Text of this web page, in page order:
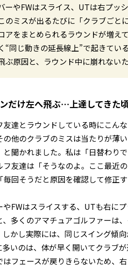
ーやFWはスライス、UTは右プッ
のミスが出るたびに「クラブごと
アをまとめられるラウンドが増え
“同じ動きの延長線上”で起きてい
ぶ原因と、ラウンド中に崩れない
だけ左へ飛ぶ…上達してきた
友達とラウンドしている時にこん
の他のクラブのミスは当たりが薄
と聞かれました。私は「日替わり
フ友達は「そうなのよ。ここ最近
毎回そうだと原因を確認して修正
やFWはスライスする、UTも右に
、多くのアマチュアゴルファーは
しかし実際には、同じスイング傾
多いのは、体が早く開いてクラブ
はフェースが戻りきらないため、